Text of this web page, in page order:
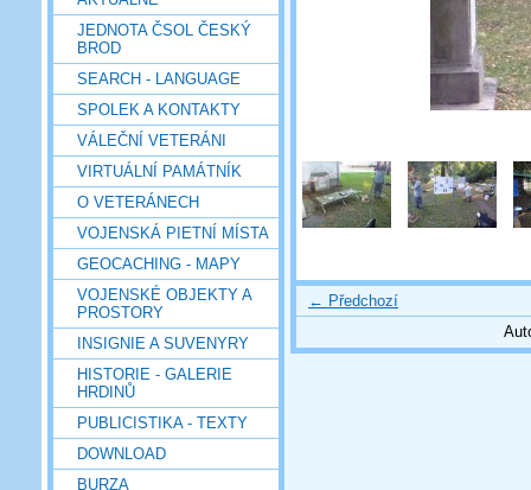
JEDNOTA ČSOL ČESKÝ
BROD
SEARCH - LANGUAGE
SPOLEK A KONTAKTY
VÁLEČNÍ VETERÁNI
VIRTUÁLNÍ PAMÁTNÍK
O VETERÁNECH
VOJENSKÁ PIETNÍ MÍSTA
GEOCACHING - MAPY
VOJENSKÉ OBJEKTY A
PROSTORY
INSIGNIE A SUVENYRY
HISTORIE - GALERIE
HRDINŮ
PUBLICISTIKA - TEXTY
DOWNLOAD
BURZA
← Předchozí